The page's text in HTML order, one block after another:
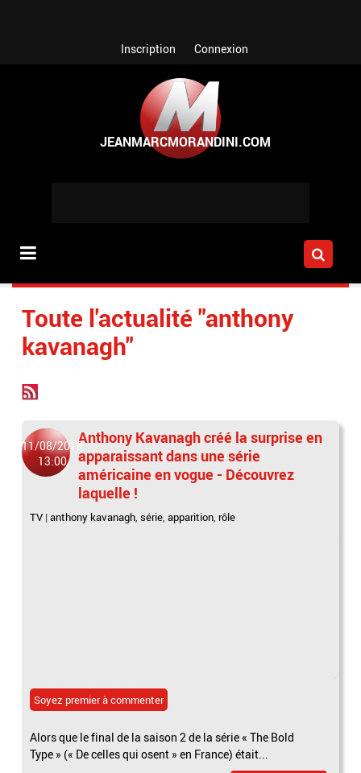
Inscription Connexion
Toute l'actualité "anthony
kavanagh"
11/08/2018
13:00
Anthony Kavanagh créé la surprise en
apparaissant dans une série
américaine en vogue - Découvrez
laquelle !
TV |anthony kavanagh,série,apparition, rôle
Soyez premier à commenter
Alors que le final de la saison 2 de la série « The Bold
Type » (« De celles qui osent » en France) était...